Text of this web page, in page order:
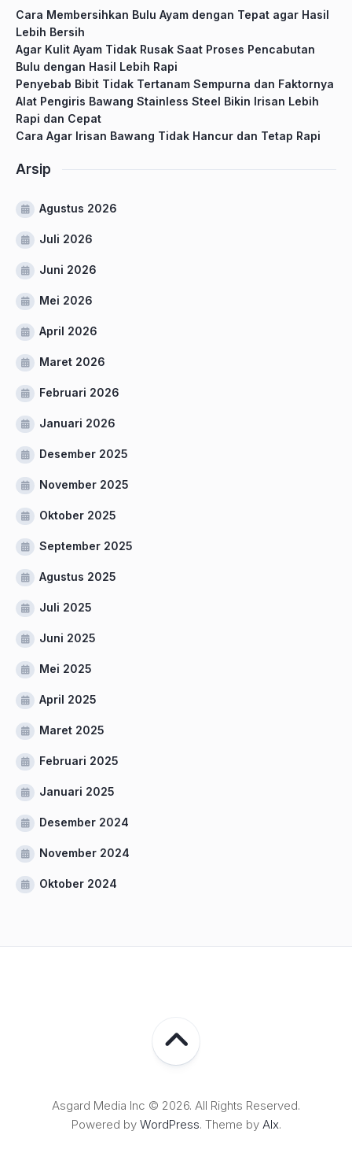
Cara Membersihkan Bulu Ayam dengan Tepat agar Hasil
Lebih Bersih
Agar Kulit Ayam Tidak Rusak Saat Proses Pencabutan
Bulu dengan Hasil Lebih Rapi
Penyebab Bibit Tidak Tertanam Sempurna dan Faktornya
Alat Pengiris Bawang Stainless Steel Bikin Irisan Lebih
Rapi dan Cepat
Cara Agar Irisan Bawang Tidak Hancur dan Tetap Rapi
Arsip
Agustus 2026
Juli 2026
Juni 2026
Mei 2026
April 2026
Maret 2026
Februari 2026
Januari 2026
Desember 2025
November 2025
Oktober 2025
September 2025
Agustus 2025
Juli 2025
Juni 2025
Mei 2025
April 2025
Maret 2025
Februari 2025
Januari 2025
Desember 2024
November 2024
Oktober 2024
Asgard Media Inc © 2026. All Rights Reserved.
Powered by WordPress. Theme by Alx.